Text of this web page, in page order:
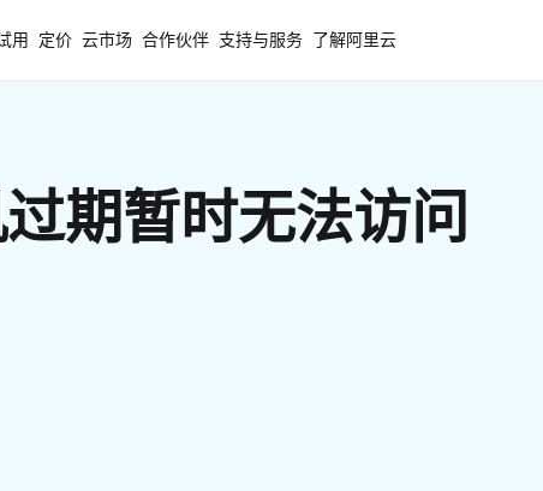
用 定价 云市场 合作伙伴 支持与服务 了解阿里云
期暂时无法访问